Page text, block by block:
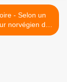
- Selon un
norvégien du
européen, "La